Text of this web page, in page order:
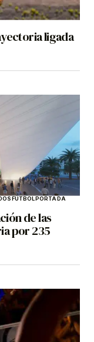
ligada
FÚTBOLPORTADA
de las
por 235